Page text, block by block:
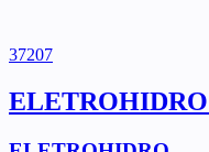
37207